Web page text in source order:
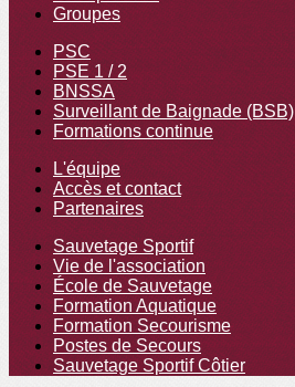
Groupes
PSC
PSE 1 / 2
BNSSA
Surveillant de Baignade (BSB)
Formations continue
L'équipe
Accès et contact
Partenaires
Sauvetage Sportif
Vie de l'association
École de Sauvetage
Formation Aquatique
Formation Secourisme
Postes de Secours
Sauvetage Sportif Côtier